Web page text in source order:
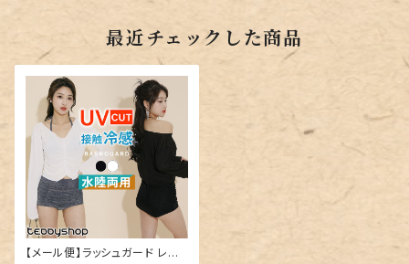
最近チェックした商品
【メール便】ラッシュガード レディ